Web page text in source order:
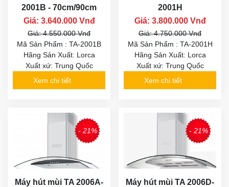
2001B - 70cm/90cm
Giá: 3.640.000 Vnđ
Giá: 4.550.000 Vnđ
Mã Sản Phẩm : TA-2001B
Hãng Sản Xuất: Lorca
Xuất xứ: Trung Quốc
Xem chi tiết
2001H
Giá: 3.800.000 Vnđ
Giá: 4.750.000 Vnđ
Mã Sản Phẩm : TA-2001H
Hãng Sản Xuất: Lorca
Xuất xứ: Trung Quốc
Xem chi tiết
- 21%
Máy hút mùi TA 2006A-
- 21%
Máy hút mùi TA 2006D-